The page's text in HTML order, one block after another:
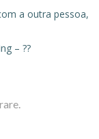
a outra pessoa,
– ??